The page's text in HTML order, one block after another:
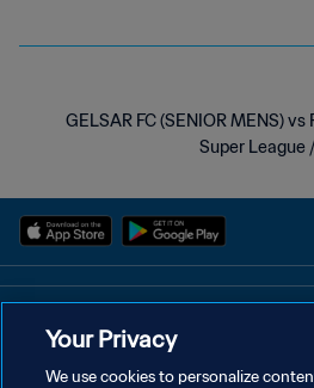
GELSAR FC (SENIOR MENS)
Super League
Your Privacy
We use cookies to personalize